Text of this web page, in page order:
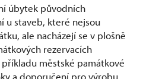
úbytek původních
u staveb, které nejsou
ale nacházejí se v plošně
rezervacích
městské památkové
a doporučení pro výrobu